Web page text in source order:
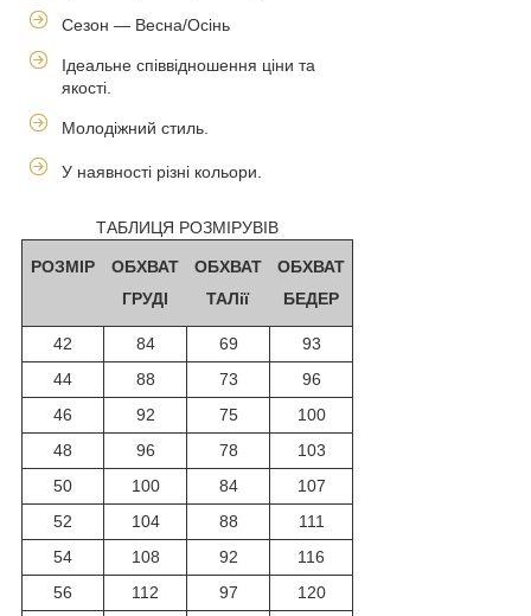
Сезон — Весна/Осінь
Ідеальне співвідношення ціни та
якості.
Молодіжний стиль.
У наявності різні кольори.
ТАБЛИЦЯ РОЗМІРУВІВ
РОЗМІР
ОБХВАТ
ГРУДІ
ОБХВАТ
ТАЛії
ОБХВАТ
БЕДЕР
42 84 69
93
44
88 73
96
46
92 75
100
48
96 78
103
50
100 84
107
52
104 88
111
54
108 92
116
56
112 97
120